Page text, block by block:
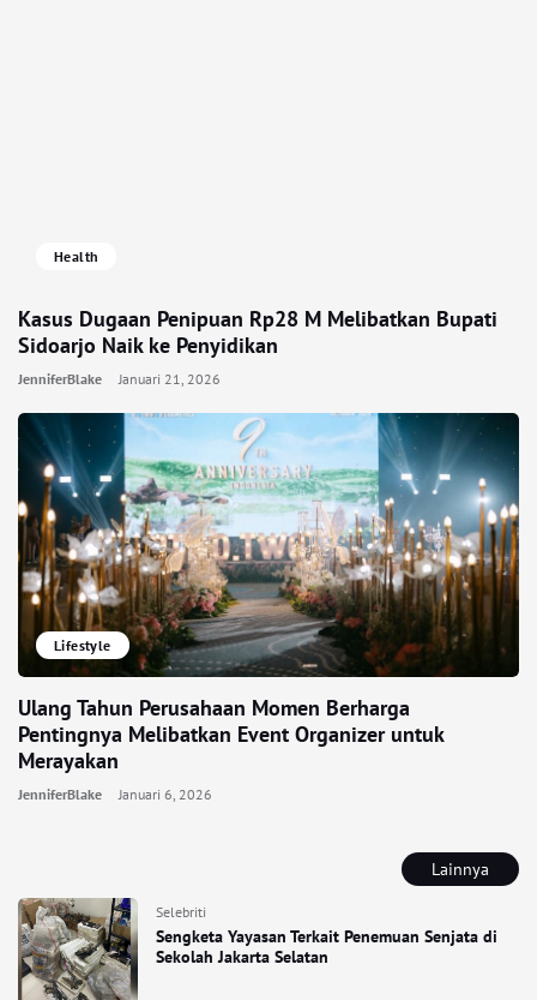
Lainnya
Selebriti
Sengketa Yayasan Terkait Penemuan Senjata di
Sekolah Jakarta Selatan
Health
Kasus Dugaan Penipuan Rp28 M Melibatkan Bupati
Sidoarjo Naik ke Penyidikan
JenniferBlake Januari 21, 2026
Lifestyle
Ulang Tahun Perusahaan Momen Berharga
Pentingnya Melibatkan Event Organizer untuk
Merayakan
JenniferBlake Januari 6, 2026